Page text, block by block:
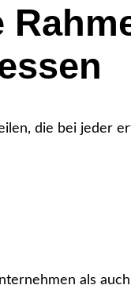
die bei jeder
als